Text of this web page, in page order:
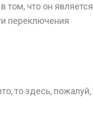
том, что он является
переключения
то здесь, пожалуй,